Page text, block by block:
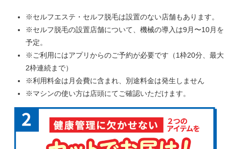
※セルフエステ・セルフ脱毛は設置のない店舗もあります。
※セルフ脱毛の設置店舗について、機械の導入は9月〜10月を
予定。
※ご利用にはアプリからのご予約が必要です（1枠20分、最大
2枠連続まで）
※利用料金は月会費に含まれ、別途料金は発生しません
※マシンの使い方は店頭にてご確認いただけます。